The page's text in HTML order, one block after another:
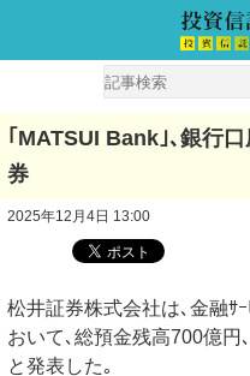
｢MATSUI Bank｣､銀行
券
2025年12月4日 13:00
松井証券株式会社は､金融ｻ
おいて､総預金残高700億円
と発表した｡